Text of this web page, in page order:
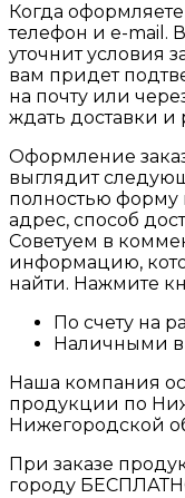
Когда
телефон и e-mail.
уточнит условия
вам придет
на почту или
ждать доставки и
Оформление
выглядит
полностью форму
адрес, способ
Советуем в
информацию,
найти. Нажмите
По счету на
Наличными в
Наша компания
продукции по
Нижегородской
При заказе
городу